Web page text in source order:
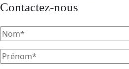
Contactez-nous